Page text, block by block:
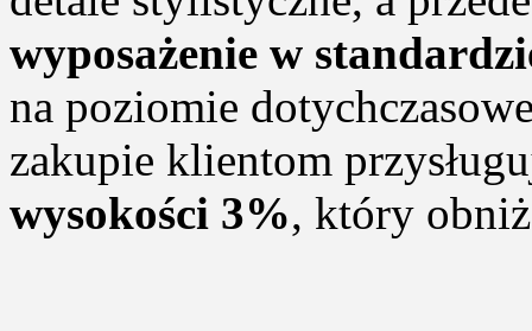
wyposażenie w
na poziomie
zakupie klientom
wysokości 3%, który